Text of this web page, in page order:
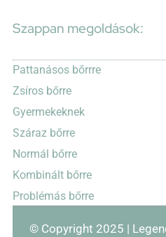
Szappan megoldások:
Pattanásos bőrrre
Zsíros bőrre
Gyermekeknek
Száraz bőrre
Normál bőrre
Kombinált bőrre
Problémás bőrre
© Copyright 2025 |